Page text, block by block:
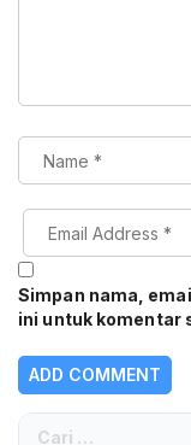
Simpan nama,
ini untuk komentar
Cari